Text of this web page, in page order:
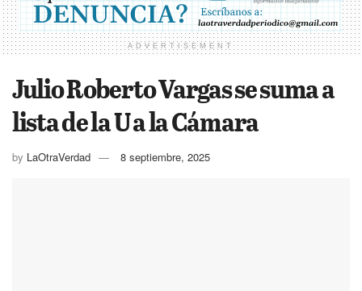
ADVERTISEMENT
Julio Roberto Vargas se suma a
lista de la U a la Cámara
by LaOtraVerdad 8 septiembre, 2025